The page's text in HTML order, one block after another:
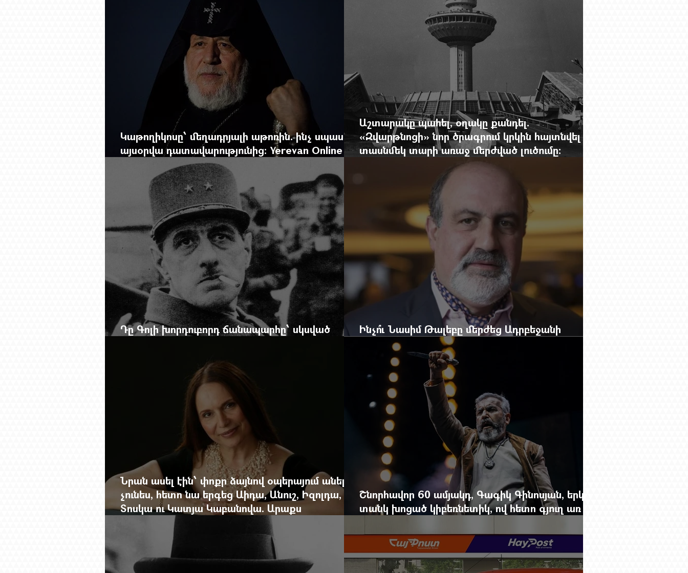
Կաթողիկոսը՝ մեղադրյալի աթոռին. ինչ սպասել
այսօրվա դատավարությունից: Yerevan Online
Mag.-ի մեծ ռեպորտաժը
Աշտարակը պահել, օղակը քանդել.
«Զվարթնոցի» նոր ծրագրում կրկին հայտնվել է
տասնմեկ տարի առաջ մերժված լուծումը:
Yerevan Online Mag.-ի մեծ ռեպորտաժը
Դը Գոլի խորդուբորդ ճանապարհը՝ սկսված
Ինչո՞ւ Նասիմ Թալեբը մերժեց Ադրբեջանի
հրավերքը և պաշտպանեց Ռուբեն Վարդանյանին
Նրան ասել էին՝ փոքր ձայնով օպերայում անելիք
չունես, հետո նա երգեց Աիդա, Անուշ, Իզոլդա,
Տոսկա ու Կատյա Կաբանովա. Արաքս
Մանսուրյանը 80 տարեկան է
Շնորհավոր 60 ամյակդ, Գագիկ Գինոսյան, երկու
տանկ խոցած կիբեռնետիկ, ով հետո գյուղ առ